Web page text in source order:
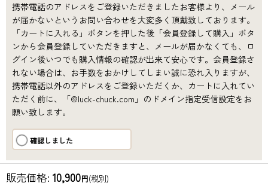
携帯電話のアドレスをご登録いただきましたお客様より、メール
が届かないというお問い合わせを大変多く頂戴致しております。
「カートに入れる」ボタンを押した後「会員登録して購入」ボタ
ンから会員登録していただきますと、メールが届かなくても、ロ
グイン後いつでも購入情報の確認が出来て安心です。会員登録さ
れない場合は、お手数をおかけしてしまい誠に恐れ入りますが、
携帯電話以外のアドレスをご登録いただくか、カートに入れてい
ただく前に、「@luck-chuck.com」のドメイン指定受信設定をお
願い致します。
確認しました
販売価格: 10,900円(税別)